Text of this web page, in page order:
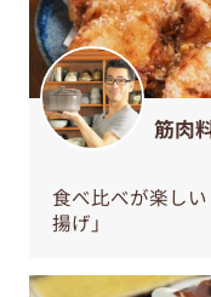
筋肉
食べ比べが楽し
揚げ」